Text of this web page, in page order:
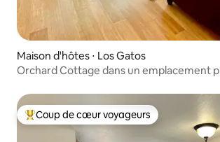
Maison d'hôtes ⋅ Los Gatos
Orchard Cottage dans un emplacement
Coups de cœur voyageurs les plus
Coup de cœur voyageurs